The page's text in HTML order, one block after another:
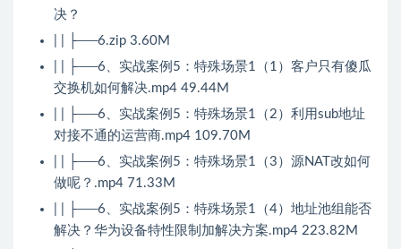
决？
| | ├──6.zip 3.60M
| | ├──6、实战案例5：特殊场景1（1）客户只有傻瓜
交换机如何解决.mp4 49.44M
| | ├──6、实战案例5：特殊场景1（2）利用sub地址
对接不通的运营商.mp4 109.70M
| | ├──6、实战案例5：特殊场景1（3）源NAT改如何
做呢？.mp4 71.33M
| | ├──6、实战案例5：特殊场景1（4）地址池组能否
解决？华为设备特性限制加解决方案.mp4 223.82M